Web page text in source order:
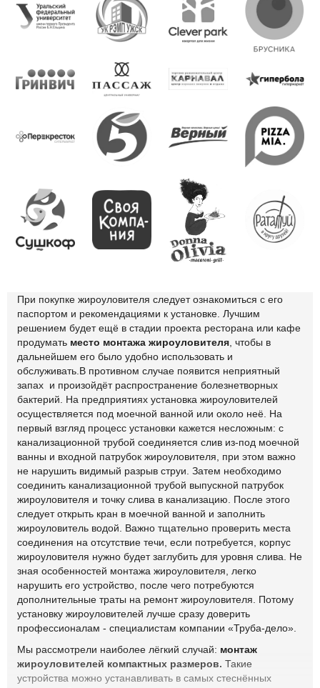
При покупке жироуловителя следует ознакомиться с его
паспортом и рекомендациями к установке. Лучшим
решением будет ещё в стадии проекта ресторана или кафе
продумать место монтажа жироуловителя , чтобы в
дальнейшем его было удобно использовать и
обслуживать.В противном случае появится неприятный
запах и произойдёт распространение болезнетворных
бактерий. На предприятиях установка жироуловителей
осуществляется под моечной ванной или около неё. На
первый взгляд процесс установки кажется несложным: с
канализационной трубой соединяется слив из-под моечной
ванны и входной патрубок жироуловителя, при этом важно
не нарушить видимый разрыв струи. Затем необходимо
соединить канализационной трубой выпускной патрубок
жироуловителя и точку слива в канализацию. После этого
следует открыть кран в моечной ванной и заполнить
жироуловитель водой. Важно тщательно проверить места
соединения на отсутствие течи, если потребуется, корпус
жироуловителя нужно будет заглубить для уровня слива. Не
зная особенностей монтажа жироуловителя, легко
нарушить его устройство, после чего потребуются
дополнительные траты на ремонт жироуловителя. Потому
установку жироуловителей лучше сразу доверить
профессионалам - специалистам компании «Труба-дело».
Мы рассмотрели наиболее лёгкий случай: монтаж
жироуловителей компактных размеров. Такие
устройства можно устанавливать в самых стеснённых